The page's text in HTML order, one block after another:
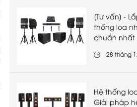
[Tư vấn] -
thống loa
chuẩn nhất
28 tháng
Hệ thống
Giải pháp